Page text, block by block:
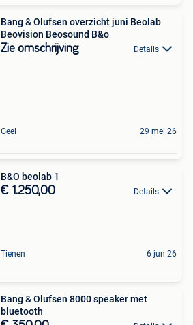
Bang & Olufsen overzicht juni Beolab
Beovision Beosound B&o
Zie omschrijving Details
Geel 29 mei 26
B&O beolab 1
€ 1.250,00 Details
Tienen 6 jun 26
Bang & Olufsen 8000 speaker met
bluetooth